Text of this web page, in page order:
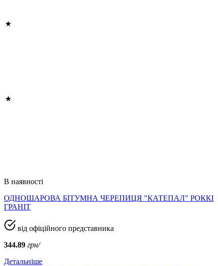
В наявності
ОДНОШАРОВА БІТУМНА ЧЕРЕПИЦЯ "КАТЕПАЛ" РОККІ
ГРАНІТ
від офіційного представника
344.89 грн/
Детальніше